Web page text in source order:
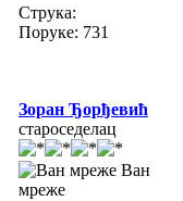
Струка:
Поруке: 731
Зоран Ђорђевић
староседелац
Ван
мреже